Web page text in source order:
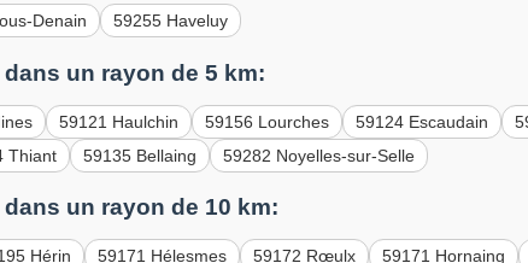
Denain 59255 Haveluy
un rayon de 5 km:
59121 Haulchin 59156 Lourches 59124 Escaudain
Thiant 59135 Bellaing 59282 Noyelles-sur-Selle
un rayon de 10 km:
Hérin 59171 Hélesmes 59172 Rœulx 59171 Hornaing